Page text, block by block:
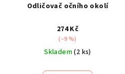
Odličovač očního okolí
274 Kč
(–9 %)
Skladem(2 ks)